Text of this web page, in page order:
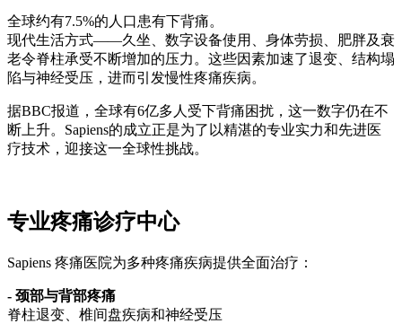
全球约有7.5%的人口患有下背痛。
现代生活方式——久坐、数字设备使用、身体劳损、肥胖及衰
老令脊柱承受不断增加的压力。这些因素加速了退变、结构塌
陷与神经受压，进而引发慢性疼痛疾病。
据BBC报道，全球有6亿多人受下背痛困扰，这一数字仍在不
断上升。Sapiens的成立正是为了以精湛的专业实力和先进医
疗技术，迎接这一全球性挑战。
专业疼痛诊疗中心
Sapiens 疼痛医院为多种疼痛疾病提供全面治疗：
- 颈部与背部疼痛
脊柱退变、椎间盘疾病和神经受压